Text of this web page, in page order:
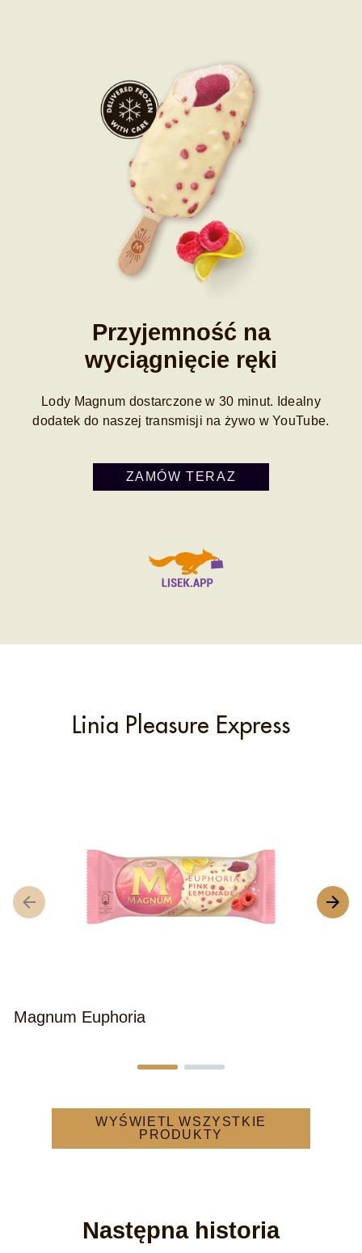
Przyjemność na
wyciągnięcie ręki
Lody Magnum dostarczone w 30 minut. Idealny
dodatek do naszej transmisji na żywo w YouTube.
ZAMÓW TERAZ
Linia Pleasure Express
Magnum Euphoria
WYŚWIETL WSZYSTKIE
PRODUKTY
Następna historia